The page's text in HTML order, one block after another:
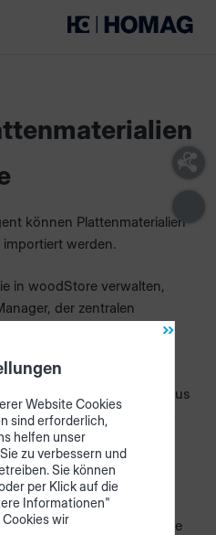
können Plattenmaterialien
werden.
in woodStore verwalten,
der zentralen
Optimierungs-Software
– bestehend aus
an Platten und Resten
– in den
ist dabei das
die Sie in woodStore
synchronisiert.
aus woodStore, die Sie
Website Cookies
sind erforderlich,
helfen unser
zu verbessern und
Sie können
per Klick auf die
Informationen"
wir